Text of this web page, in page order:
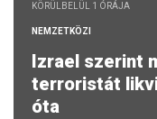
KÖRÜLBELÜL 1 ÓRÁJA
NEMZETKÖZI
Izrael szerint
terroristát
óta